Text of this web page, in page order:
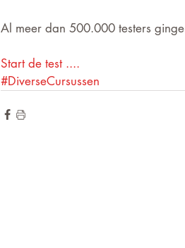
Al meer dan 500.000 testers
Start de test ....
#DiverseCursussen